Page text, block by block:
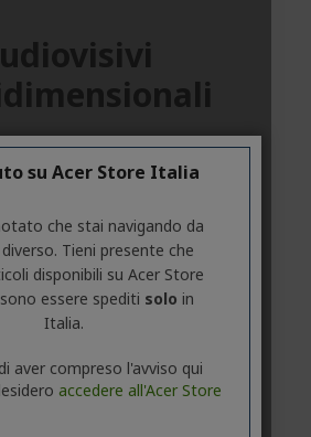
su Acer Store Italia
che stai navigando da
Tieni presente che
disponibili su Acer Store
essere spediti solo in
Italia.
aver compreso l'avviso qui
accedere all'Acer Store